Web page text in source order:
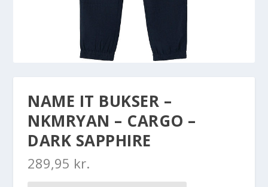
NAME IT BUKSER –
NKMRYAN – CARGO –
DARK SAPPHIRE
289,95 kr.